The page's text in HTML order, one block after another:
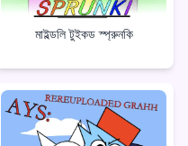
মাইল্ডলি টুইকড স্প্রুনকি